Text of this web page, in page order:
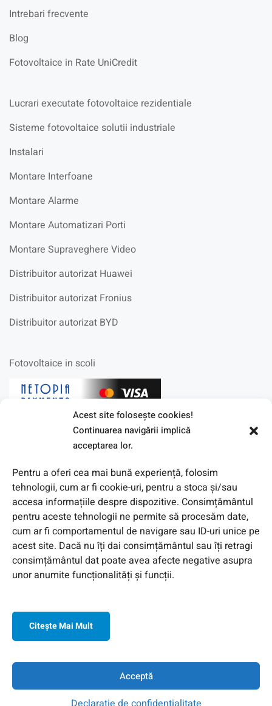
Acest site foloseşte cookies!
Continuarea navigării implică
acceptarea lor.
Pentru a oferi cea mai bună experiență, folosim
tehnologii, cum ar fi cookie-uri, pentru a stoca și/sau
accesa informațiile despre dispozitive. Consimțământul
pentru aceste tehnologii ne permite să procesăm date,
cum ar fi comportamentul de navigare sau ID-uri unice pe
acest site. Dacă nu îți dai consimțământul sau îți retragi
consimțământul dat poate avea afecte negative asupra
unor anumite funcționalități și funcții.
Citeşte Mai Mult
Acceptă
Intrebari frecvente
Blog
Fotovoltaice in Rate UniCredit
Lucrari executate fotovoltaice rezidentiale
Sisteme fotovoltaice solutii industriale
Instalari
Montare Interfoane
Montare Alarme
Montare Automatizari Porti
Montare Supraveghere Video
Distribuitor autorizat Huawei
Distribuitor autorizat Fronius
Distribuitor autorizat BYD
Fotovoltaice in scoli
© 2026 Toate Drepturile Rezervate de Genway Romania